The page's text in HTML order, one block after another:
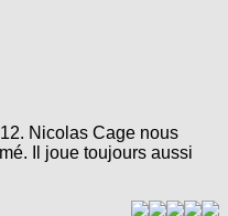
Nicolas Cage nous
Il joue toujours aussi